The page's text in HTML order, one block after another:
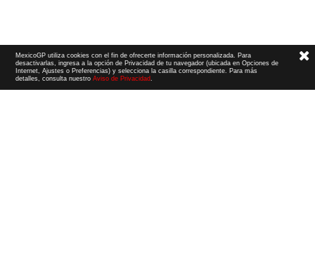
MexicoGP utiliza cookies con el fin de ofrecerte información personalizada. Para
desactivarlas, ingresa a la opción de Privacidad de tu navegador (ubicada en Opciones de
Internet, Ajustes o Preferencias) y selecciona la casilla correspondiente. Para más
detalles, consulta nuestroAviso de Privacidad.